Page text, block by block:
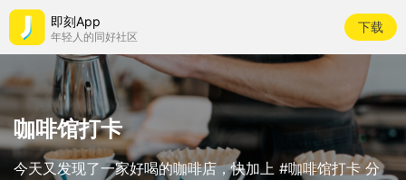
即刻App
年轻人的同好社区
下载
咖啡馆打卡
今天又发现了一家好喝的咖啡店，快加上 #咖啡馆打卡 分